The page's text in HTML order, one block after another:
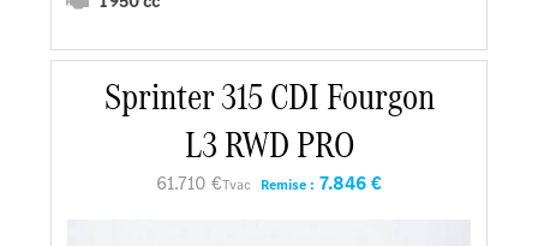
En savoir plus
Faire un essai
Sprinter 315 CDI Fourgon
L3 RWD PRO
61.710 €Tvac Remise : 7.846 €